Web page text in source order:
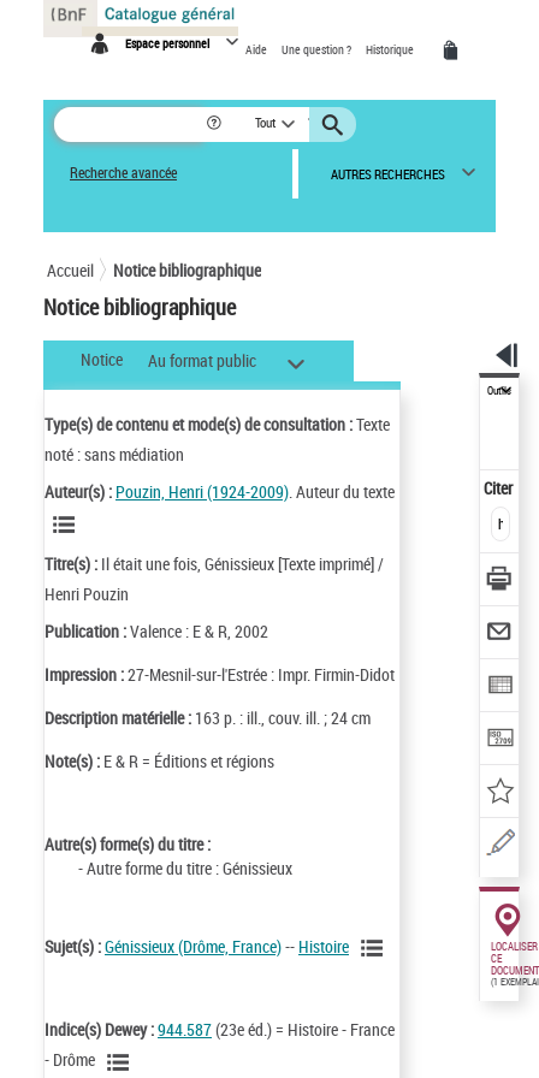
Espace personnel Aide Une question ? Historique
Tout
Recherche avancée AUTRES RECHERCHES
Accueil Notice bibliographique
Notice bibliographique
Notice Au format public
Type(s) de contenu et mode(s) de consultation :Texte
noté : sans médiation
Auteur(s) : Pouzin, Henri (1924-2009). Auteur du texte
Titre(s) : Il était une fois, Génissieux [Texte imprimé] /
Henri Pouzin
Publication :Valence : E & R, 2002
Impression :27-Mesnil-sur-l'Estrée : Impr. Firmin-Didot
Description matérielle : 163 p. : ill., couv. ill. ; 24 cm
Note(s) : E & R = Éditions et régions
Autre(s) forme(s) du titre :
- Autre forme du titre : Génissieux
Sujet(s) :Génissieux (Drôme, France)-- Histoire
Indice(s) Dewey :944.587(23e éd.) = Histoire - France
- Drôme
Outils
Citer
LOCALISER
CE
DOCUMENT
(1
Panneau de gestion des cookies